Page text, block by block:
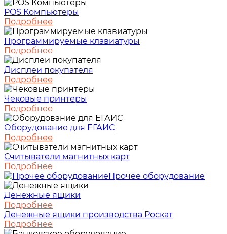
POS Компьютеры
Подробнее
Программируемые клавиатуры
Подробнее
Дисплеи покупателя
Подробнее
Чековые принтеры
Подробнее
Оборудование для ЕГАИС
Подробнее
Считыватели магнитных карт
Подробнее
Прочее оборудование
Денежные ящики
Подробнее
Денежные ящики производства Роскат
Подробнее